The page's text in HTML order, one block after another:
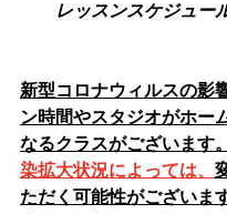
レッスンスケジュー
新型コロナウィルスの影
ン時間やスタジオがホー
なるクラスがございます
染拡大状況によっては、
ただく可能性がございま